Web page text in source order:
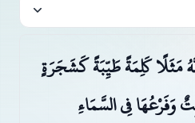
مَثَلًا كَلِمَةً طَيِّبَةً كَشَجَرَةٍ
وَفَرْعُهَا فِي السَّمَاءِ